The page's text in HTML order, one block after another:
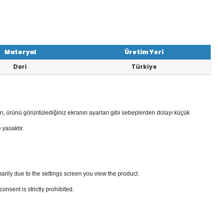
Materyal
Üretim Yeri
Deri Türkiye
ürünü görüntülediğiniz ekranın ayarları gibi sebeplerden dolayı küçük
due to the settings screen you view the product.
is strictly prohibited.